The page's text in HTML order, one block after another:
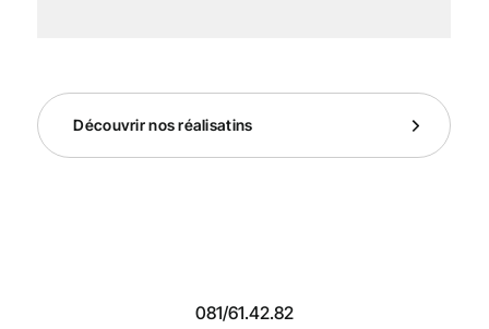
Découvrir nos réalisatins
081/61.42.82